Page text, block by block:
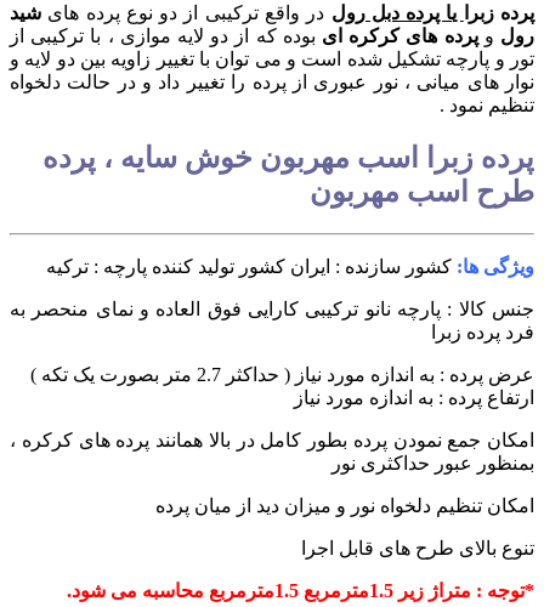
پرده زبرا یا پرده دبل رول در واقع ترکیبی از دو نوع پرده های شید
رول وپرده های کرکره ای بوده که از دو لایه موازی ، با ترکیبی از
تور و پارچه تشکیل شده است و می توان با تغییر زاویه بین دو لایه و
نوار های میانی ، نور عبوری از پرده را تغییر داد و در حالت دلخواه
تنظیم نمود .
پرده زبرا اسب مهربون خوش سایه ، پرده
طرح اسب مهربون
ویژگی ها: کشور سازنده : ایران کشور تولید کننده پارچه : ترکیه
جنس کالا : پارچه نانو ترکیبی کارایی فوق العاده و نمای منحصر به
فرد پرده زبرا
عرض پرده : به اندازه مورد نیاز ( حداکثر 2.7 متر بصورت یک تکه )
ارتفاع پرده : به اندازه مورد نیاز
امکان جمع نمودن پرده بطور کامل در بالا همانند پرده های کرکره ،
بمنظور عبور حداکثری نور
امکان تنظیم دلخواه نور و میزان دید از میان پرده
تنوع بالای طرح های قابل اجرا
*توجه : متراژ زیر 1.5مترمربع 1.5مترمربع محاسبه می شود.